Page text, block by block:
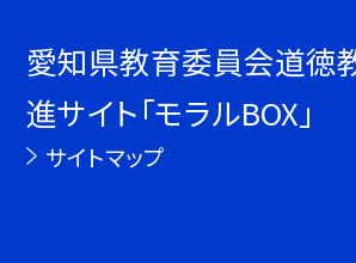
愛知県教育委員会道徳
進サイト「モラルBOX」
サイトマップ